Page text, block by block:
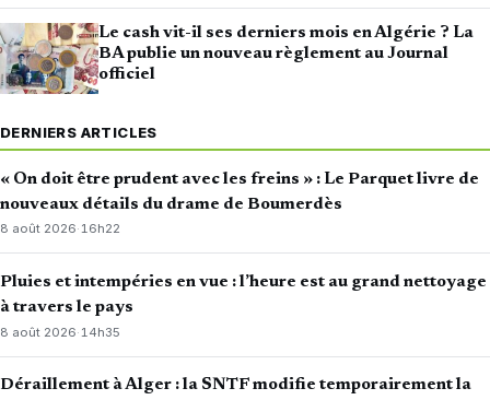
Le cash vit-il ses derniers mois en Algérie ? La
BA publie un nouveau règlement au Journal
officiel
DERNIERS ARTICLES
« On doit être prudent avec les freins » : Le Parquet livre de
nouveaux détails du drame de Boumerdès
8 août 2026·16h22
Pluies et intempéries en vue : l’heure est au grand nettoyage
à travers le pays
8 août 2026· 14h35
Déraillement à Alger : la SNTF modifie temporairement la